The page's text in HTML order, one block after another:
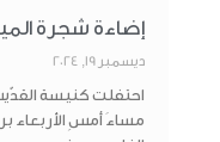
إضاءة شجرة
ديسمبر 19, 2024
احتفلت كنيسة
مساءَ أمسِ